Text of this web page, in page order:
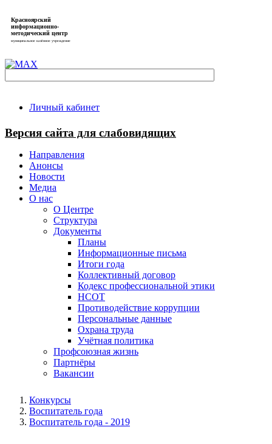
Красноярский
информационно-
методический центр
муниципальное казённое учреждение
Личный кабинет
Версия сайта для слабовидящих
Направления
Анонсы
Новости
Медиа
О нас
О Центре
Структура
Документы
Планы
Информационные письма
Итоги года
Коллективный договор
Кодекс профессиональной этики
НСОТ
Противодействие коррупции
Персональные данные
Охрана труда
Учётная политика
Профсоюзная жизнь
Партнёры
Вакансии
Конкурсы
Воспитатель года
Воспитатель года - 2019